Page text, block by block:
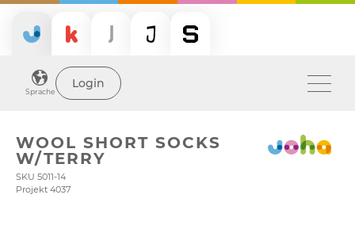
Sprache
Login
WOOL SHORT SOCKS
W/TERRY
SKU 5011-14
Projekt 4037